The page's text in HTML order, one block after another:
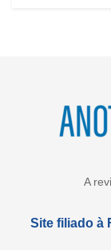
A
Site filiado à